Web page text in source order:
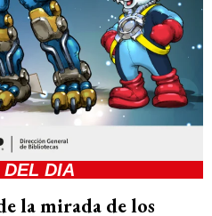
DEL DIA
la mirada de los